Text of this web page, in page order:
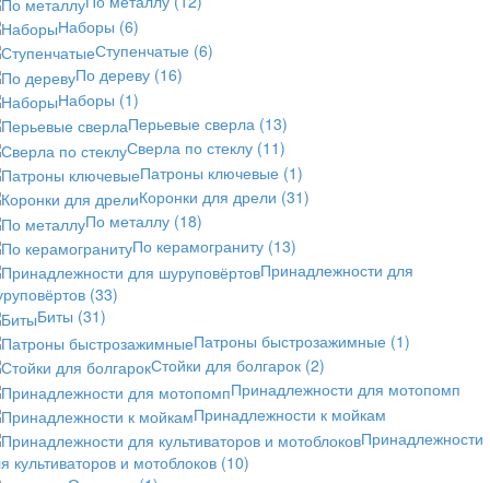
Наборы (6)
Ступенчатые (6)
По дереву (16)
Наборы (1)
Перьевые сверла (13)
Сверла по стеклу (11)
Патроны ключевые (1)
Коронки для дрели (31)
По металлу (18)
По керамограниту (13)
Принадлежности для
(33)
Биты (31)
Патроны быстрозажимные (1)
Стойки для болгарок (2)
Принадлежности для мотопомп
Принадлежности к мойкам
Принадлежности
культиваторов и мотоблоков (10)